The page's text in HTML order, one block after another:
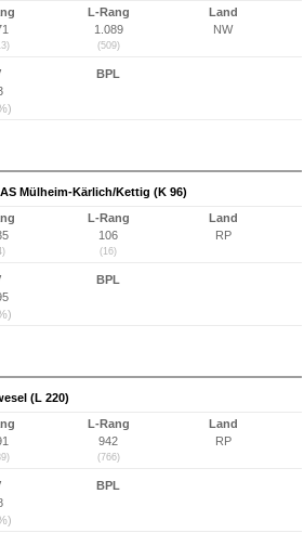
L-Rang
1.089
(509)
Land
NW
BPL
Mülheim-Kärlich/Kettig (K 96)
L-Rang
106
(16)
Land
RP
BPL
(L 220)
L-Rang
942
(766)
Land
RP
BPL